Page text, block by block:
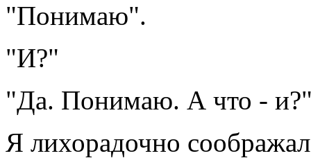
"Понимаю".
"И?"
"Да. Понимаю. А что -
Я лихорадочно